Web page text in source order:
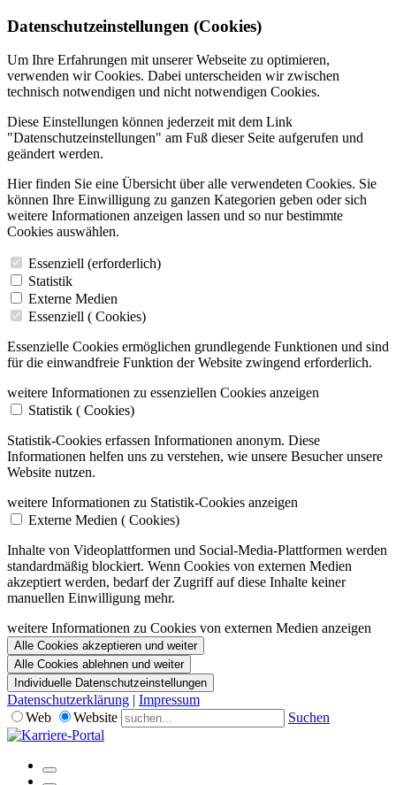
Datenschutzeinstellungen (Cookies)
Um Ihre Erfahrungen mit unserer Webseite zu optimieren,
verwenden wir Cookies. Dabei unterscheiden wir zwischen
technisch notwendigen und nicht notwendigen Cookies.
Diese Einstellungen können jederzeit mit dem Link
"Datenschutzeinstellungen" am Fuß dieser Seite aufgerufen und
geändert werden.
Hier finden Sie eine Übersicht über alle verwendeten Cookies. Sie
können Ihre Einwilligung zu ganzen Kategorien geben oder sich
weitere Informationen anzeigen lassen und so nur bestimmte
Cookies auswählen.
Essenziell (erforderlich)
Statistik
Externe Medien
Essenziell ( Cookies)
Essenzielle Cookies ermöglichen grundlegende Funktionen und sind
für die einwandfreie Funktion der Website zwingend erforderlich.
weitere Informationen zu essenziellen Cookies anzeigen
Statistik ( Cookies)
Statistik-Cookies erfassen Informationen anonym. Diese
Informationen helfen uns zu verstehen, wie unsere Besucher unsere
Website nutzen.
weitere Informationen zu Statistik-Cookies anzeigen
Externe Medien ( Cookies)
Inhalte von Videoplattformen und Social-Media-Plattformen werden
standardmäßig blockiert. Wenn Cookies von externen Medien
akzeptiert werden, bedarf der Zugriff auf diese Inhalte keiner
manuellen Einwilligung mehr.
weitere Informationen zu Cookies von externen Medien anzeigen
Alle Cookies akzeptieren und weiter
Alle Cookies ablehnen und weiter
Individuelle Datenschutzeinstellungen
Datenschutzerklärung | Impressum
Web
Website Suchen